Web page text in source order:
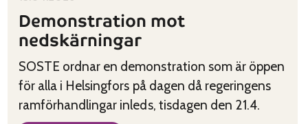
Demonstration mot
nedskärningar
SOSTE ordnar en demonstration som är öppen
för alla i Helsingfors på dagen då regeringens
ramförhandlingar inleds, tisdagen den 21.4.